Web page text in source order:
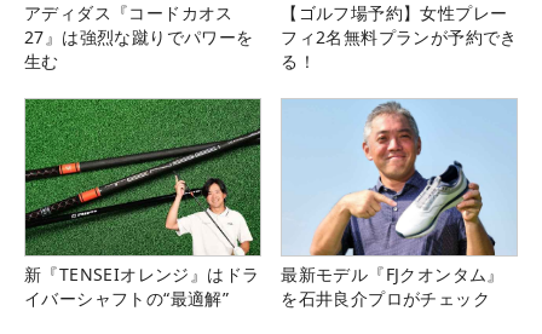
アディダス『コードカオス
27』は強烈な蹴りでパワーを
生む
【ゴルフ場予約】女性プレー
フィ2名無料プランが予約でき
る！
新『TENSEIオレンジ』はドラ
イバーシャフトの“最適解”
最新モデル『FJクオンタム』
を石井良介プロがチェック